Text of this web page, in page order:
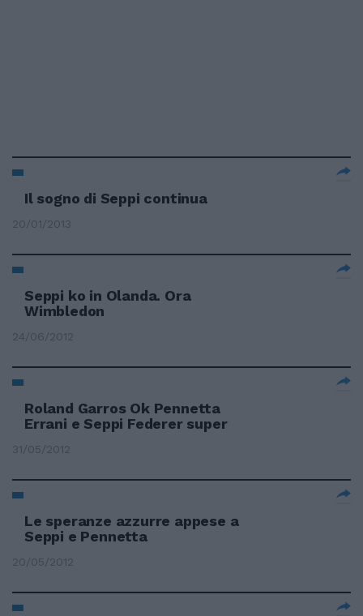
Il sogno di Seppi continua
20/01/2013
Seppi ko in Olanda. Ora
Wimbledon
24/06/2012
Roland Garros Ok Pennetta
Errani e Seppi Federer super
31/05/2012
Le speranze azzurre appese a
Seppi e Pennetta
20/05/2012